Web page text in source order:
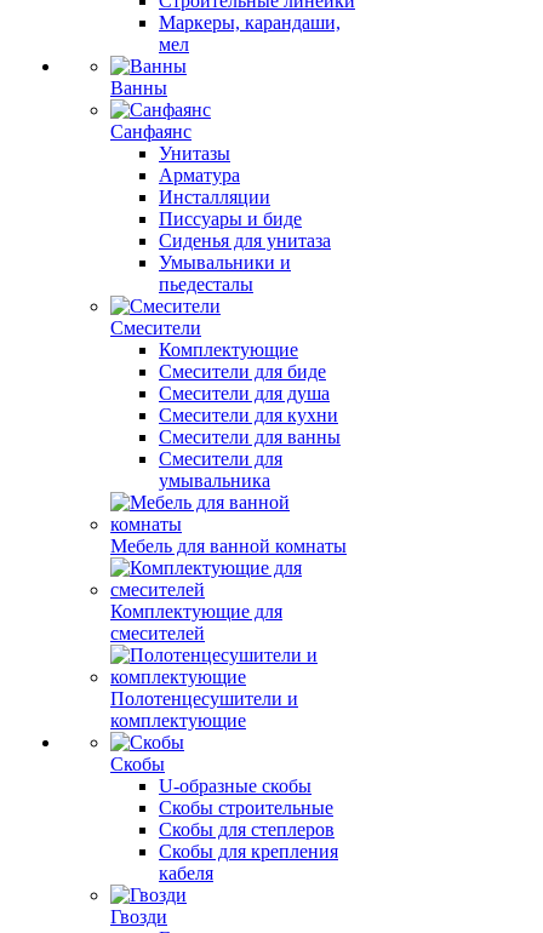
Маркеры, карандаши,
мел
Ванны
Санфаянс
Унитазы
Арматура
Инсталляции
Писсуары и биде
Сиденья для унитаза
Умывальники и
пьедесталы
Смесители
Комплектующие
Смесители для биде
Смесители для душа
Смесители для кухни
Смесители для ванны
Смесители для
умывальника
Мебель для ванной комнаты
Комплектующие для
смесителей
Полотенцесушители и
комплектующие
Скобы
U-образные скобы
Скобы строительные
Скобы для степлеров
Скобы для крепления
кабеля
Гвозди